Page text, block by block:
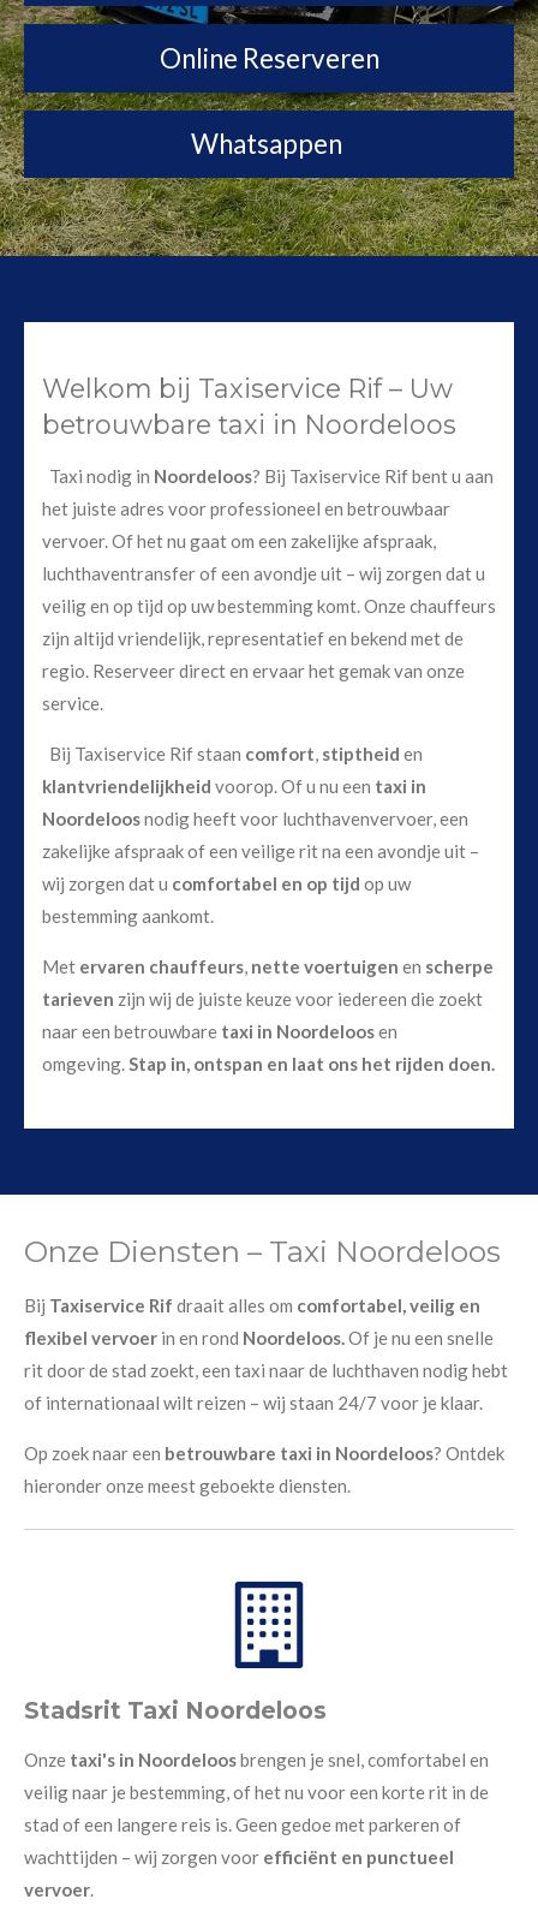
Online Reserveren
Whatsappen
Welkom bij Taxiservice Rif – Uw
betrouwbare taxi in Noordeloos
Taxi nodig in Noordeloos? Bij Taxiservice Rif bent u aan
het juiste adres voor professioneel en betrouwbaar
vervoer. Of het nu gaat om een zakelijke afspraak,
luchthaventransfer of een avondje uit – wij zorgen dat u
veilig en op tijd op uw bestemming komt. Onze chauffeurs
zijn altijd vriendelijk, representatief en bekend met de
regio. Reserveer direct en ervaar het gemak van onze
service.
Bij Taxiservice Rif staan comfort, stiptheid en
klantvriendelijkheid voorop. Of u nu een taxi in
Noordeloosnodig heeft voor luchthavenvervoer, een
zakelijke afspraak of een veilige rit na een avondje uit –
wij zorgen dat u comfortabel en op tijd op uw
bestemming aankomt.
Met ervaren chauffeurs, nette voertuigen en scherpe
tarieven zijn wij de juiste keuze voor iedereen die zoekt
naar een betrouwbare taxi in Noordeloosen
omgeving.Stap in, ontspan en laat ons het rijden doen.
Onze Diensten – Taxi Noordeloos
Bij Taxiservice Rif draait alles om comfortabel, veilig en
flexibel vervoer in en rond Noordeloos.Of je nu een snelle
rit door de stad zoekt, een taxi naar de luchthaven nodig hebt
of internationaal wilt reizen – wij staan 24/7 voor je klaar.
Op zoek naar een betrouwbare taxi in Noordeloos? Ontdek
hieronder onze meest geboekte diensten.
Stadsrit Taxi Noordeloos
Onze taxi's in Noordeloosbrengen je snel, comfortabel en
veilig naar je bestemming, of het nu voor een korte rit in de
stad of een langere reis is. Geen gedoe met parkeren of
wachttijden – wij zorgen voor efficiënt en punctueel
vervoer.